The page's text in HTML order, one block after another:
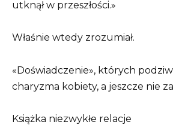
utknął w przeszłości.»
Właśnie wtedy zrozumiał.
«Doświadczenie», których
charyzma kobiety, a jeszcze nie
Książka niezwykłe relacje